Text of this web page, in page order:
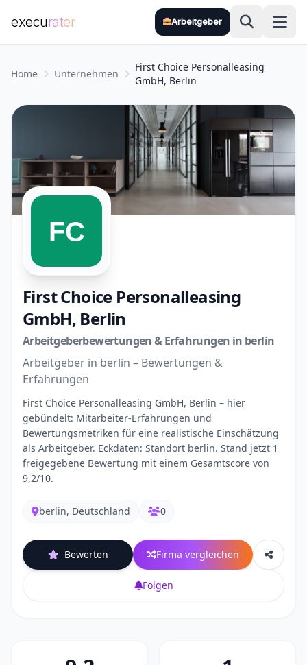
execurater Arbeitgeber
Home Unternehmen
First Choice Personalleasing
GmbH, Berlin
First Choice Personalleasing
GmbH, Berlin
Arbeitgeberbewertungen & Erfahrungen in berlin
Arbeitgeber in berlin – Bewertungen &
Erfahrungen
First Choice Personalleasing GmbH, Berlin – hier
gebündelt: Mitarbeiter-Erfahrungen und
Bewertungsmetriken für eine realistische Einschätzung
als Arbeitgeber. Eckdaten: Standort berlin. Stand jetzt 1
freigegebene Bewertung mit einem Gesamtscore von
9,2/10.
berlin, Deutschland 0
Bewerten Firma vergleichen
Folgen